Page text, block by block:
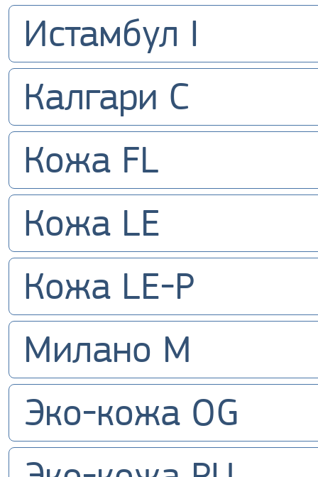
Истамбул I
Калгари С
Кожа FL
Кожа LE
Кожа LE-P
Милано M
Эко-кожа OG